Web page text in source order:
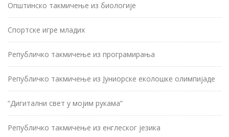
Општинско такмичење из биологије
Спортске игре младих
Републичко такмичење из програмирања
Републичко такмичење из Јуниорске еколошке олимпијаде
“Дигитални свет у мојим рукама”
Републичко такмичење из енглеског језика